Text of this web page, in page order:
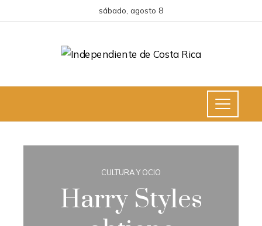
sábado, agosto 8
CULTURA Y OCIO
Harry Styles